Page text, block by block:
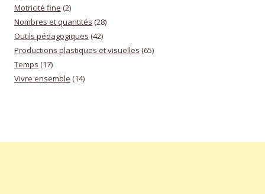
Motricité fine (2)
Nombres et quantités (28)
Outils pédagogiques (42)
Productions plastiques et visuelles (65)
Temps (17)
Vivre ensemble (14)